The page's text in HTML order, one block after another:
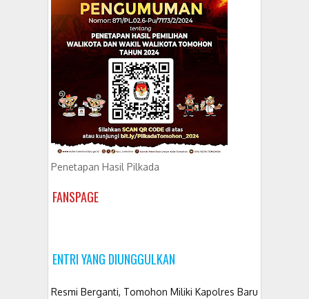
Penetapan Hasil Pilkada
FANSPAGE
ENTRI YANG DIUNGGULKAN
Resmi Berganti, Tomohon Miliki Kapolres Baru